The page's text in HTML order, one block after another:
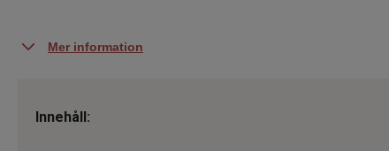
Mer information
Innehåll: